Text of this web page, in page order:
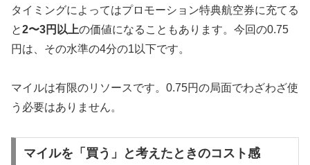
タイミングによってはプロモーション特典航空券に充てる
と2〜3円以上の価値になることもあります。今回の0.75
円は、その水準の4分の1以下です。
マイルは有限のリソースです。0.75円の局面でわざわざ使
う必要はありません。
マイルを「買う」と考えたときのコスト感